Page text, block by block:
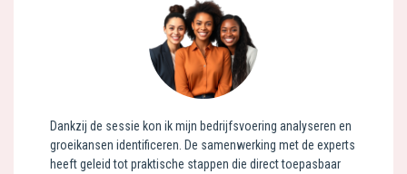
Dankzij de sessie kon ik mijn bedrijfsvoering analyseren en
groeikansen identificeren. De samenwerking met de experts
heeft geleid tot praktische stappen die direct toepasbaar